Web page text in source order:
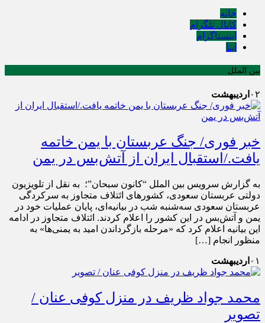
خانه
کانال تلگرام
اینستاگرام
ایتا
بین الملل
۰۲ اردیبهشت
خبر فوری/ جنگ عربستان با یمن خاتمه
یافت./استقبال ایران از آتش‌بس در یمن
به گزارش سرویس بین الملل “کانون سبحان”؛ به نقل از تلویزیون
دولتی عربستان سعودی، کشورهای ائتلاف متجاوز به سرکردگی
عربستان سعودی سه‌شنبه شب در بیانیه‌ای، پایان عملیات خود در
یمن و آتش‌بس در این کشور را اعلام کردند. ائتلاف متجاوز در ادامه
این بیانیه اعلام کرد که «مرحله بازگرداندن امید به یمنی‌ها» به
منظور انجام […]
۰۱ اردیبهشت
محمد جواد ظريف در منزل کوفی عنان /
تصویر